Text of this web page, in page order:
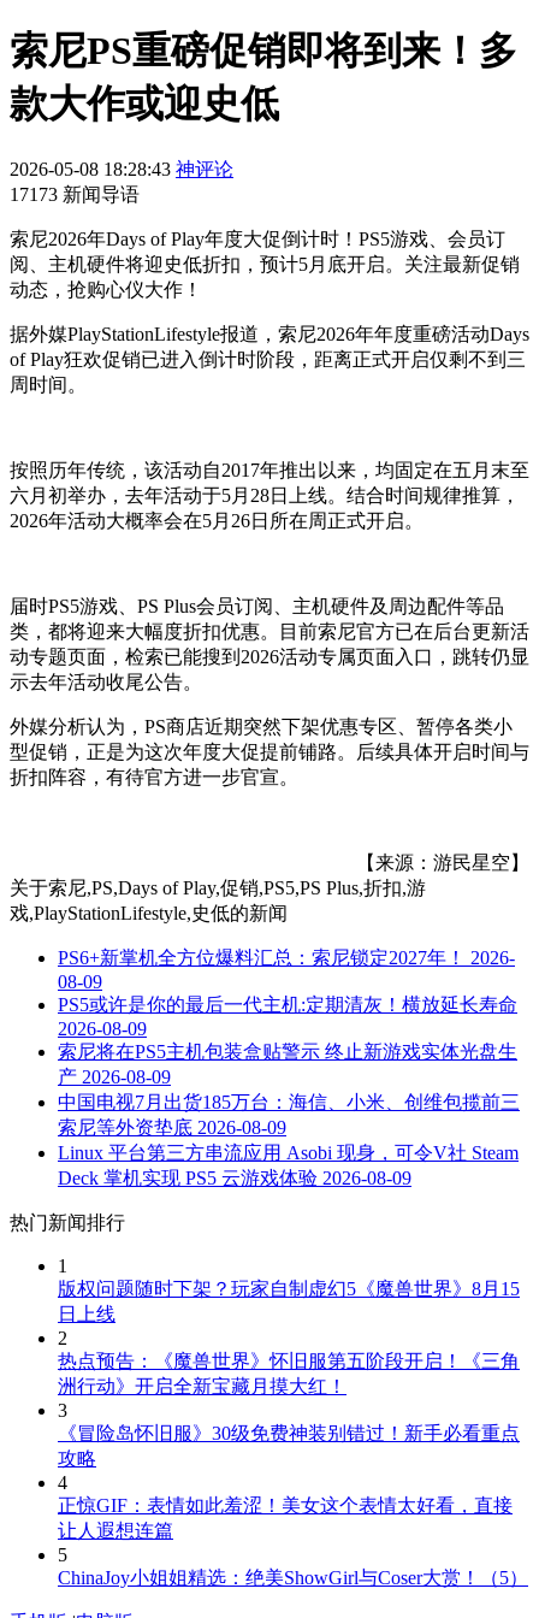
索尼PS重磅促销即将到来！多
款大作或迎史低
2026-05-08 18:28:43 神评论
17173 新闻导语
索尼2026年Days of Play年度大促倒计时！PS5游戏、会员订
阅、主机硬件将迎史低折扣，预计5月底开启。关注最新促销
动态，抢购心仪大作！
据外媒PlayStationLifestyle报道，索尼2026年年度重磅活动Days
of Play狂欢促销已进入倒计时阶段，距离正式开启仅剩不到三
周时间。
按照历年传统，该活动自2017年推出以来，均固定在五月末至
六月初举办，去年活动于5月28日上线。结合时间规律推算，
2026年活动大概率会在5月26日所在周正式开启。
届时PS5游戏、PS Plus会员订阅、主机硬件及周边配件等品
类，都将迎来大幅度折扣优惠。目前索尼官方已在后台更新活
动专题页面，检索已能搜到2026活动专属页面入口，跳转仍显
示去年活动收尾公告。
外媒分析认为，PS商店近期突然下架优惠专区、暂停各类小
型促销，正是为这次年度大促提前铺路。后续具体开启时间与
折扣阵容，有待官方进一步官宣。
【来源：游民星空】
关于索尼,PS,Days of Play,促销,PS5,PS Plus,折扣,游
戏,PlayStationLifestyle,史低的新闻
PS6+新掌机全方位爆料汇总：索尼锁定2027年！
2026-
08-09
PS5或许是你的最后一代主机:定期清灰！横放延长寿命
2026-08-09
索尼将在PS5主机包装盒贴警示 终止新游戏实体光盘生
产 2026-08-09
中国电视7月出货185万台：海信、小米、创维包揽前三
索尼等外资垫底 2026-08-09
Linux 平台第三方串流应用 Asobi 现身，可令V社 Steam
Deck 掌机实现 PS5 云游戏体验 2026-08-09
热门新闻排行
1
版权问题随时下架？玩家自制虚幻5《魔兽世界》8月15
日上线
2
热点预告：《魔兽世界》怀旧服第五阶段开启！《三角
洲行动》开启全新宝藏月摸大红！
3
《冒险岛怀旧服》30级免费神装别错过！新手必看重点
攻略
4
正惊GIF：表情如此羞涩！美女这个表情太好看，直接
让人遐想连篇
5
ChinaJoy小姐姐精选：绝美ShowGirl与Coser大赏！（5）